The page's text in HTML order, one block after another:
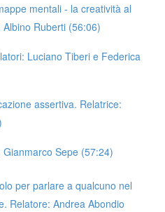
mentali - la creatività al
Ruberti (56:06)
Luciano Tiberi e Federica
assertiva. Relatrice:
Sepe (57:24)
per parlare a qualcuno nel
Relatore: Andrea Abondio